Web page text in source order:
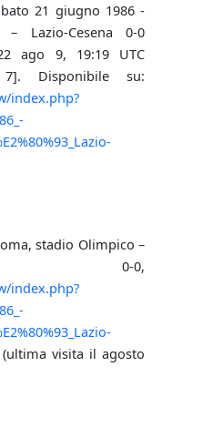
21 giugno 1986 -
Lazio-Cesena 0-0
ago 9, 19:19 UTC
Disponibile su:
index.php?
stadio Olimpico –
0-0,
index.php?
(ultima visita il agosto